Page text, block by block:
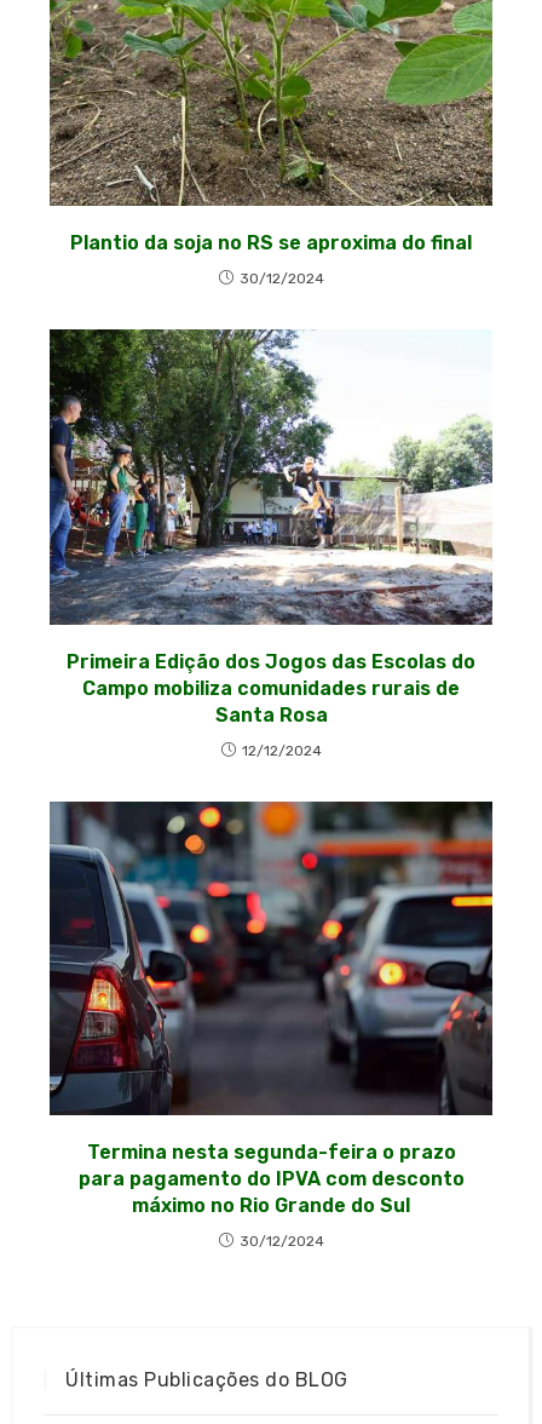
Plantio da soja no RS se aproxima do final
30/12/2024
Primeira Edição dos Jogos das Escolas do
Campo mobiliza comunidades rurais de
Santa Rosa
12/12/2024
Termina nesta segunda-feira o prazo
para pagamento do IPVA com desconto
máximo no Rio Grande do Sul
30/12/2024
Últimas Publicações do BLOG